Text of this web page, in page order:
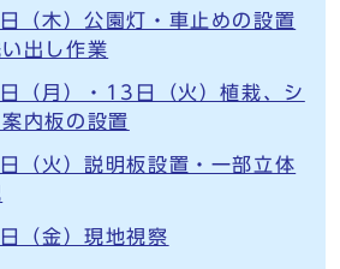
（木）公園灯・車止めの設置
出し作業
（月）・13日（火）植栽、シ
内板の設置
（火）説明板設置・一部立体
（金）現地視察